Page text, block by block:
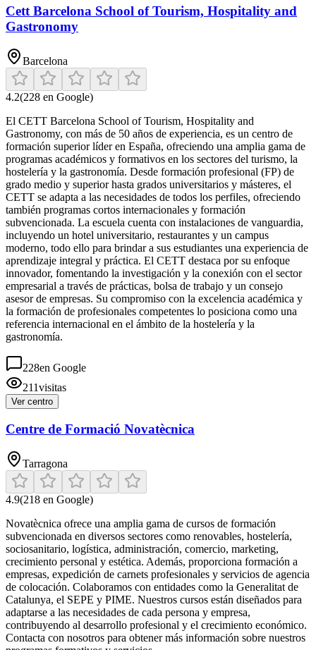
Cett Barcelona School of Tourism, Hospitality and
Gastronomy
Barcelona
4.2(228 en Google)
El CETT Barcelona School of Tourism, Hospitality and
Gastronomy, con más de 50 años de experiencia, es un centro de
formación superior líder en España, ofreciendo una amplia gama de
programas académicos y formativos en los sectores del turismo, la
hostelería y la gastronomía. Desde formación profesional (FP) de
grado medio y superior hasta grados universitarios y másteres, el
CETT se adapta a las necesidades de todos los perfiles, ofreciendo
también programas cortos internacionales y formación
subvencionada. La escuela cuenta con instalaciones de vanguardia,
incluyendo un hotel universitario, restaurantes y un campus
moderno, todo ello para brindar a sus estudiantes una experiencia de
aprendizaje integral y práctica. El CETT destaca por su enfoque
innovador, fomentando la investigación y la conexión con el sector
empresarial a través de prácticas, bolsa de trabajo y un consejo
asesor de empresas. Su compromiso con la excelencia académica y
la formación de profesionales competentes lo posiciona como una
referencia internacional en el ámbito de la hostelería y la
gastronomía.
228en Google
211visitas
Ver centro
Centre de Formació Novatècnica
Tarragona
4.9(218 en Google)
Novatècnica ofrece una amplia gama de cursos de formación
subvencionada en diversos sectores como renovables, hostelería,
sociosanitario, logística, administración, comercio, marketing,
crecimiento personal y estética. Además, proporciona formación a
empresas, expedición de carnets profesionales y servicios de agencia
de colocación. Colaboramos con entidades como la Generalitat de
Catalunya, el SEPE y PIME. Nuestros cursos están diseñados para
adaptarse a las necesidades de cada persona y empresa,
contribuyendo al desarrollo profesional y el crecimiento económico.
Contacta con nosotros para obtener más información sobre nuestros